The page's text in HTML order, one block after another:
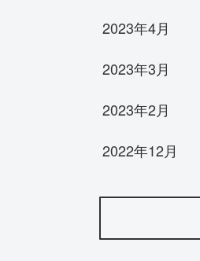
2023年4月
2023年3月
2023年2月
2022年12月